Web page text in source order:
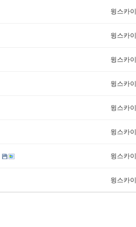
윙스카이
윙스카이
윙스카이
윙스카이
윙스카이
윙스카이
윙스카이
윙스카이